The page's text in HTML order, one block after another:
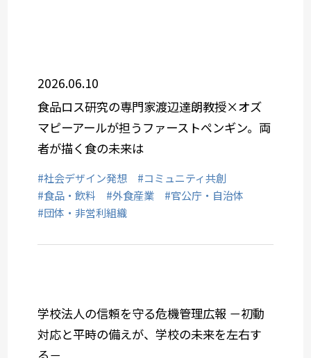
2026.06.10
食品ロス研究の専門家渡辺達朗教授×オズ
マピーアールが担うファーストペンギン。両
者が描く食の未来は
#社会デザイン発想
#コミュニティ共創
#食品・飲料
#外食産業
#官公庁・自治体
#団体・非営利組織
学校法人の信頼を守る危機管理広報 －初動
対応と平時の備えが、学校の未来を左右す